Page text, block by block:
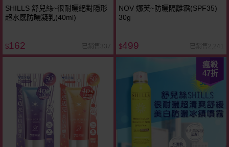
SHILLS 舒兒絲~很耐曬絕對隱形
超水感防曬凝乳(40ml)
$162 已銷售337
NOV 娜芙~防曬隔離霜(SPF35)
30g
$499 已銷售2,241
瘋殺
47折